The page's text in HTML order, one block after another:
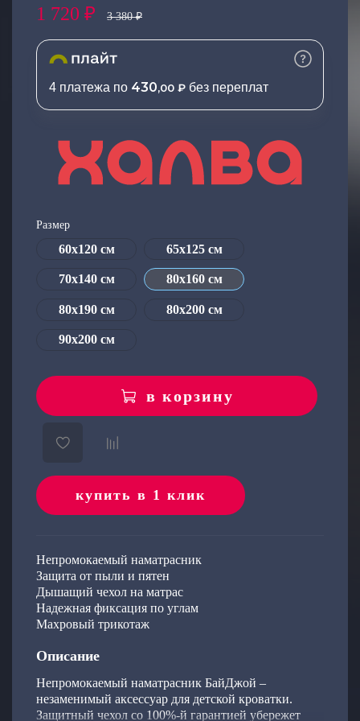
1 720 ₽ 3 380 ₽
Размер
60х120 см 65х125 см
70х140 см 80х160 см
80х190 см 80x200 см
90x200 см
в корзину
купить в 1 клик
4 платежа по 430,00 ₽ без переплат
Непромокаемый наматрасник
Защита от пыли и пятен
Дышащий чехол на матрас
Надежная фиксация по углам
Махровый трикотаж
Описание
Непромокаемый наматрасник БайДжой –
незаменимый аксессуар для детской кроватки.
Защитный чехол со 100%-й гарантией убережет
об оплате Плайтом
раз в 2
недели
раз в 2 недели
plait.ru